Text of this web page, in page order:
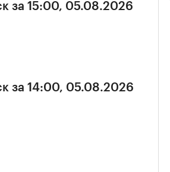
за 15:00, 05.08.2026
за 14:00, 05.08.2026